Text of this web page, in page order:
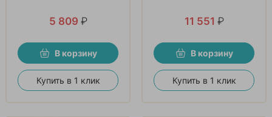
5 809 ₽
В корзину
Купить в 1 клик
11 551 ₽
В корзину
Купить в 1 клик